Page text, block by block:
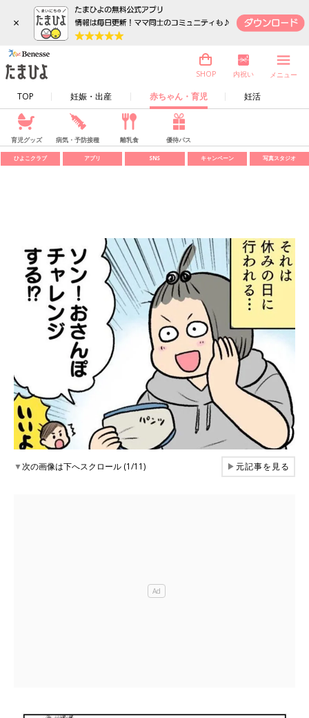
×
TOP 妊娠・出産 赤ちゃん・育児 妊活
SHOP 内祝い メニュー
育児グッズ 病気・予防接種 離乳食 優待パス
ひよこクラブ アプリ SNS キャンペーン 写真スタジオ
▼次の画像は下へスクロール (1/11) ▶元記事を見る